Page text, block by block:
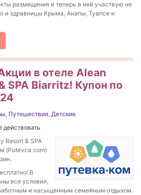
размещения и теперь в ней участвую не
и здравницы Крыма, Анапы, Туапсе и
в отеле Alean
SPA Biarritz! Купон по
, Путешествия, Детские
Resort & SPA
(Putevca com)
В
все условия,
и насыщенным семейным отдыхом.